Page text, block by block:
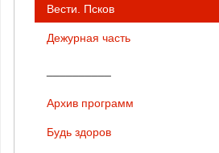
Вести. Псков
Дежурная часть
Архив программ
Будь здоров